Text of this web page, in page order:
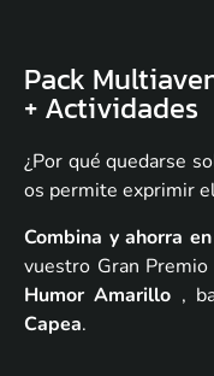
Pack
+ Actividades
¿Por qué quedarse
os permite exprimir
Combina y ahorra
vuestro Gran
Humor Amarillo ,
Capea.